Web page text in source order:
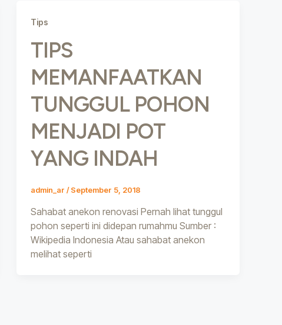
Tips
TIPS
MEMANFAATKAN
TUNGGUL POHON
MENJADI POT
YANG INDAH
admin_ar/September 5, 2018
Sahabat anekon renovasi Pernah lihat tunggul
pohon seperti ini didepan rumahmu Sumber :
Wikipedia Indonesia Atau sahabat anekon
melihat seperti